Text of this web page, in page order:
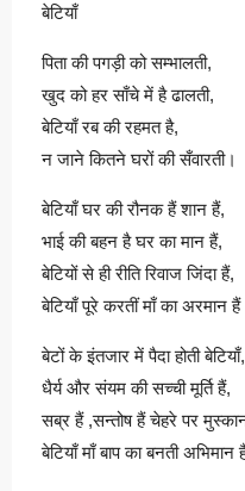
बेटियाँ
पिता की पगड़ी को सम्भालती,
खुद को हर साँचे में है ढालती,
बेटियाँ रब की रहमत है,
न जाने कितने घरों की सँवारती।
बेटियाँ घर की रौनक हैं शान हैं,
भाई की बहन है घर का मान हैं,
बेटियों से ही रीति रिवाज जिंदा हैं,
बेटियाँ पूरे करतीं माँ का अरमान
बेटों के इंतजार में पैदा होती बेटियाँ,
धैर्य और संयम की सच्ची मूर्ति हैं,
सब्र हैं ,सन्तोष हैं चेहरे पर
बेटियाँ माँ बाप का बनती अभिमान